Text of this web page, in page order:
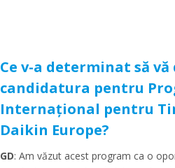
Ce v-a determinat să
candidatura pentru
Internațional pentru
Daikin Europe?
GD: Am văzut acest program ca o